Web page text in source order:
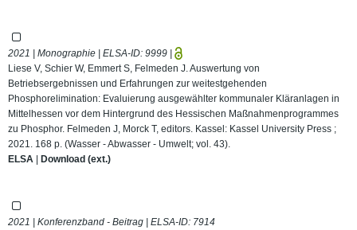
2021 | Monographie | ELSA-ID: 9999 |
Liese V, Schier W, Emmert S, Felmeden J. Auswertung von
Betriebsergebnissen und Erfahrungen zur weitestgehenden
Phosphorelimination: Evaluierung ausgewählter kommunaler Kläranlagen in
Mittelhessen vor dem Hintergrund des Hessischen Maßnahmenprogrammes
zu Phosphor. Felmeden J, Morck T, editors. Kassel: Kassel University Press ;
2021. 168 p. (Wasser - Abwasser - Umwelt; vol. 43).
ELSA | Download (ext.)
2021 | Konferenzband - Beitrag | ELSA-ID: 7914